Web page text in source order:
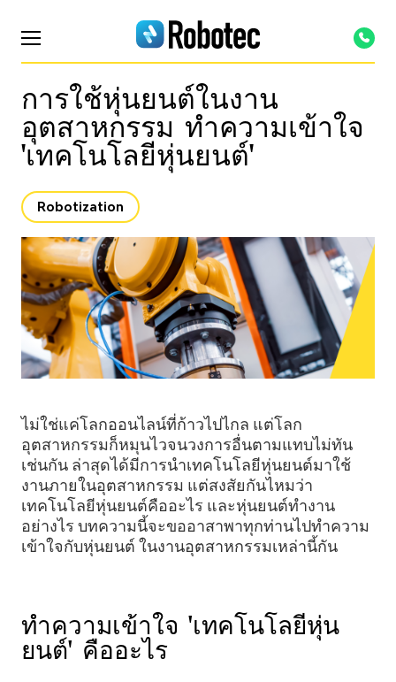
การใช้หุ่นยนต์ในงาน
อุตสาหกรรม ทำความเข้าใจ
'เทคโนโลยีหุ่นยนต์'
Robotization
ไม่ใช่แค่โลกออนไลน์ที่ก้าวไปไกล แต่โลก
อุตสาหกรรมก็หมุนไวจนวงการอื่นตามแทบไม่ทัน
เช่นกัน ล่าสุดได้มีการนำเทคโนโลยีหุ่นยนต์มาใช้
งานภายในอุตสาหกรรม แต่สงสัยกันไหมว่า
เทคโนโลยีหุ่นยนต์คืออะไร และหุ่นยนต์ทํางาน
อย่างไร บทความนี้จะขออาสาพาทุกท่านไปทำความ
เข้าใจกับหุ่นยนต์ ในงานอุตสาหกรรมเหล่านี้กัน
ทำความเข้าใจ 'เทคโนโลยีหุ่น
ยนต์' คืออะไร